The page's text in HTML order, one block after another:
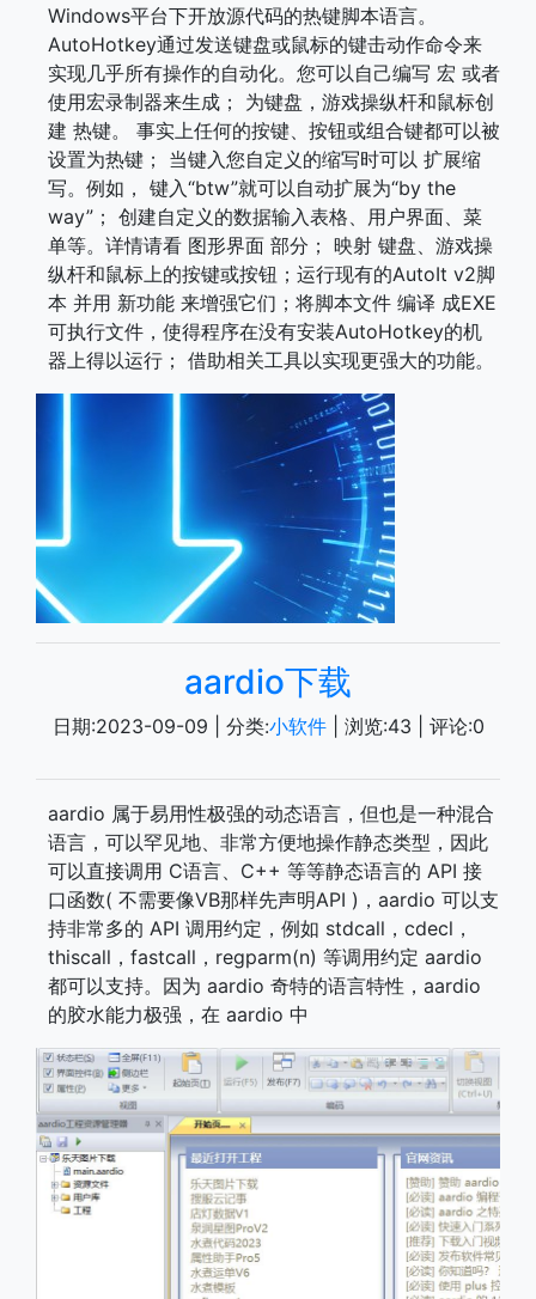
Windows平台下开放源代码的热键脚本语言。
AutoHotkey通过发送键盘或鼠标的键击动作命令来
实现几乎所有操作的自动化。您可以自己编写 宏 或者
使用宏录制器来生成； 为键盘，游戏操纵杆和鼠标创
建 热键。 事实上任何的按键、按钮或组合键都可以被
设置为热键； 当键入您自定义的缩写时可以 扩展缩
写。例如， 键入“btw”就可以自动扩展为“by the
way”； 创建自定义的数据输入表格、用户界面、菜
单等。详情请看 图形界面 部分； 映射 键盘、游戏操
纵杆和鼠标上的按键或按钮；运行现有的AutoIt v2脚
本 并用 新功能 来增强它们；将脚本文件 编译 成EXE
可执行文件，使得程序在没有安装AutoHotkey的机
器上得以运行； 借助相关工具以实现更强大的功能。
aardio下载
日期:2023-09-09 | 分类:小软件| 浏览:43 | 评论:0
aardio 属于易用性极强的动态语言，但也是一种混合
语言，可以罕见地、非常方便地操作静态类型，因此
可以直接调用 C语言、C++ 等等静态语言的 API 接
口函数( 不需要像VB那样先声明API )，aardio 可以支
持非常多的 API 调用约定，例如 stdcall，cdecl，
thiscall，fastcall，regparm(n) 等调用约定 aardio
都可以支持。因为 aardio 奇特的语言特性，aardio
的胶水能力极强，在 aardio 中